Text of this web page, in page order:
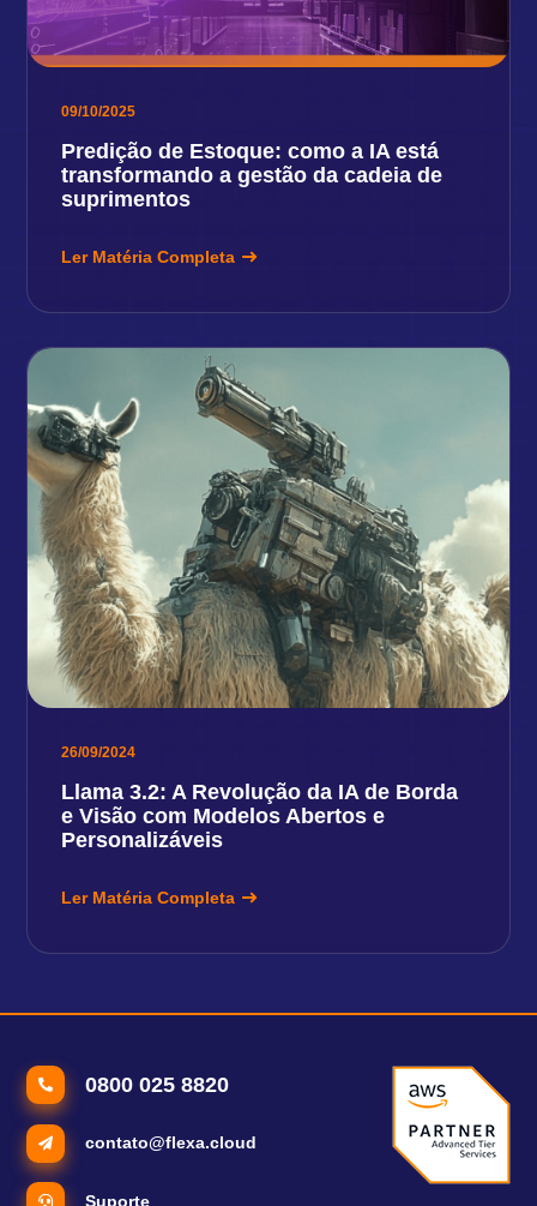
09/10/2025
Predição de Estoque: como a IA está
transformando a gestão da cadeia de
suprimentos
Ler Matéria Completa
26/09/2024
Llama 3.2: A Revolução da IA de Borda
e Visão com Modelos Abertos e
Personalizáveis
Ler Matéria Completa
0800 025 8820
contato@flexa.cloud
Suporte